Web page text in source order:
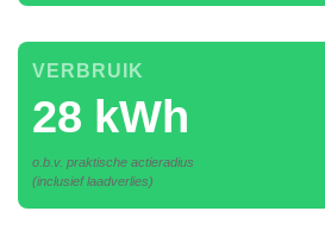
28 kWh
VERBRUIK
o.b.v. praktische actieradius
(inclusief laadverlies)